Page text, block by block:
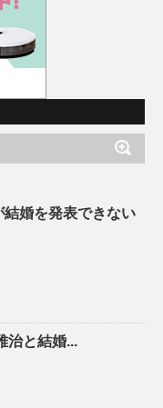
婚を発表できない
治と結婚...